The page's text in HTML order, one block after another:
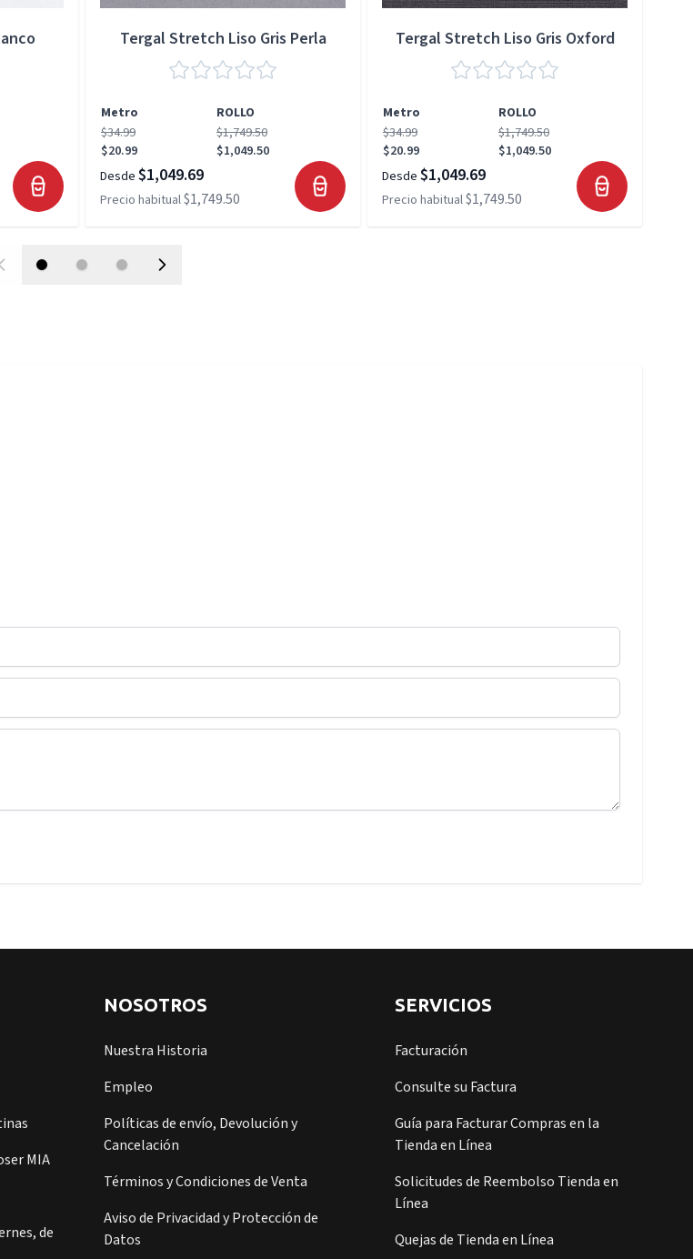
Tergal Stretch Liso Gris Perla
Metro
ROLLO
$34.99
$20.99
$1,749.50
$1,049.50
Desde $1,049.69
Precio habitual$1,749.50
Tergal Stretch Liso Gris Oxford
Metro
ROLLO
$34.99
$20.99
$1,749.50
$1,049.50
Desde $1,049.69
Precio habitual$1,749.50
MIA
de
NOSOTROS
Nuestra Historia
Empleo
Políticas de envío, Devolución y
Cancelación
Términos y Condiciones de Venta
Aviso de Privacidad y Protección de
Datos
SERVICIOS
Facturación
Consulte su Factura
Guía para Facturar Compras en la
Tienda en Línea
Solicitudes de Reembolso Tienda en
Línea
Quejas de Tienda en Línea